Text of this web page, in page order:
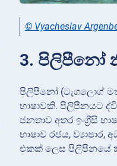
© Vyacheslav
3. පිලිපීනෝ
පිලිපීනෝ (ටැගලොග් මත
භාෂාවකි. පිලිපීනයට
ජනතාව අතර ඉංග්‍රීසි
භාෂාව රජය,
එකක් ලෙස පිලිපීනයේ